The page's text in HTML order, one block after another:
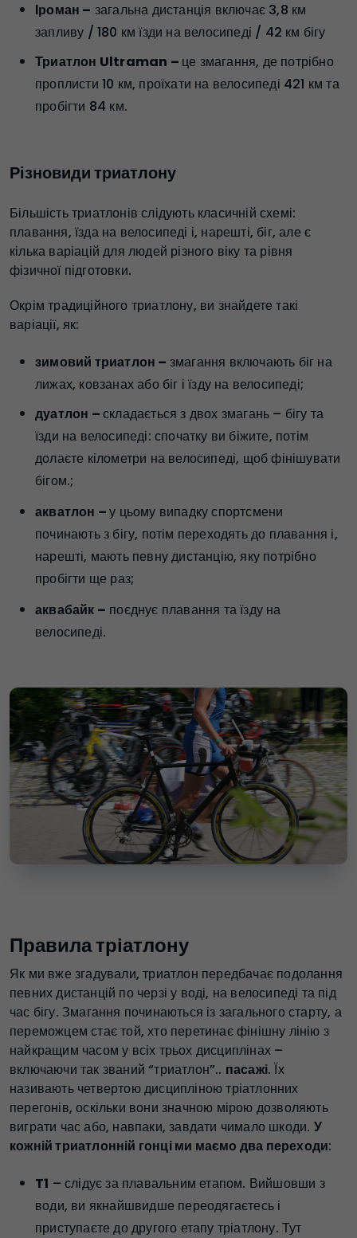
Іроман – загальна дистанція включає 3,8 км
запливу / 180 км їзди на велосипеді / 42 км бігу
Триатлон Ultraman – це змагання, де потрібно
проплисти 10 км, проїхати на велосипеді 421 км та
пробігти 84 км.
Різновиди триатлону
Більшість триатлонів слідують класичній схемі:
плавання, їзда на велосипеді і, нарешті, біг, але є
кілька варіацій для людей різного віку та рівня
фізичної підготовки.
Окрім традиційного триатлону, ви знайдете такі
варіації, як:
зимовий триатлон – змагання включають біг на
лижах, ковзанах або біг і їзду на велосипеді;
дуатлон –складається з двох змагань – бігу та
їзди на велосипеді: спочатку ви біжите, потім
долаєте кілометри на велосипеді, щоб фінішувати
бігом.;
акватлон –у цьому випадку спортсмени
починають з бігу, потім переходять до плавання і,
нарешті, мають певну дистанцію, яку потрібно
пробігти ще раз;
аквабайк – поєднує плавання та їзду на
велосипеді.
Правила тріатлону
Як ми вже згадували, триатлон передбачає подолання
певних дистанцій по черзі у воді, на велосипеді та під
час бігу. Змагання починаються із загального старту, а
переможцем стає той, хто перетинає фінішну лінію з
найкращим часом у всіх трьох дисциплінах –
включаючи так званий “триатлон”.. пасажі. Їх
називають четвертою дисципліною тріатлонних
перегонів, оскільки вони значною мірою дозволяють
виграти час або, навпаки, завдати чимало шкоди. У
кожній триатлонній гонці ми маємо два переходи:
T1 – слідує за плавальним етапом. Вийшовши з
води, ви якнайшвидше переодягаєтесь і
приступаєте до другого етапу тріатлону. Тут